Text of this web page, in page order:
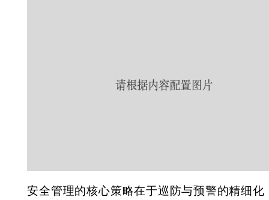
安全管理的核心策略在于巡防与预警的精细化